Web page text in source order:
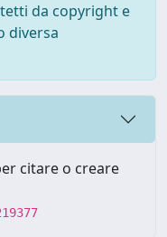
da copyright e
diversa
citare o creare